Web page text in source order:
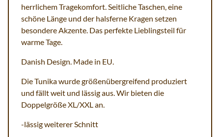
herrlichem Tragekomfort. Seitliche Taschen, eine
schöne Länge und der halsferne Kragen setzen
besondere Akzente. Das perfekte Lieblingsteil für
warme Tage.
Danish Design. Made in EU.
Die Tunika wurde größenübergreifend produziert
und fällt weit und lässig aus. Wir bieten die
Doppelgröße XL/XXL an.
-lässig weiterer Schnitt